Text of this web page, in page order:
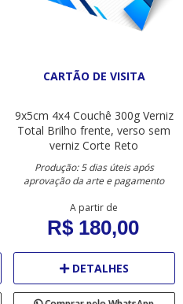
CARTÃO DE VISITA
9x5cm 4x4 Couchê 300g Verniz
Total Brilho frente, verso sem
verniz Corte Reto
Produção: 5 dias úteis após
aprovação da arte e pagamento
A partir de
R$ 180,00
DETALHES